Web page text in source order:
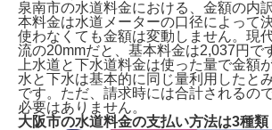
泉南市の水道料金における、金額の内
本料金は水道メーターの口径によって
使わなくても金額は変動しません。現
流の20mmだと、基本料金は2,037円 で
上水道と下水道料金は使った量で金額
水と下水は基本的に同じ量利用したと
です。ただ、請求時には合計されるの
必要はありません。
大阪市の水道料金の支払い方法は3種類